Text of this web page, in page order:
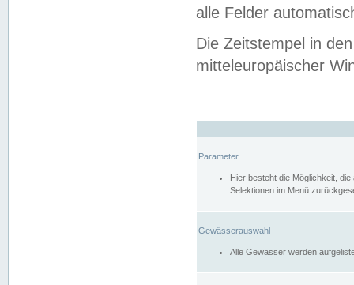
alle Felder
Die Zeitstempel in
mitteleuropäischer
Parameter
Hier besteht die Möglichkeit,
Selektionen im Menü
Gewässerauswahl
Alle Gewässer werden